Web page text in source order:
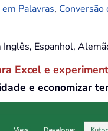
Palavras, Conversão
Espanhol,
Excel e
e economizar